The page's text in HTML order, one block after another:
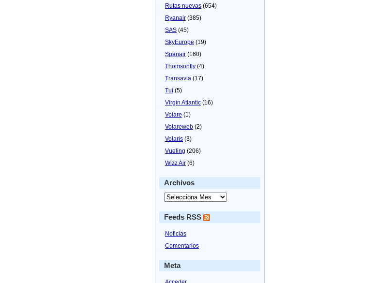
Rutas nuevas (654)
Ryanair (385)
SAS (45)
SkyEurope (19)
Spanair (160)
Thomsonfly (4)
Transavia (17)
Tui (5)
Virgin Atlantic (16)
Volare (1)
Volareweb (2)
Volaris (3)
Vueling (206)
Wizz Air (6)
Archivos
Feeds RSS
Noticias
Comentarios
Meta